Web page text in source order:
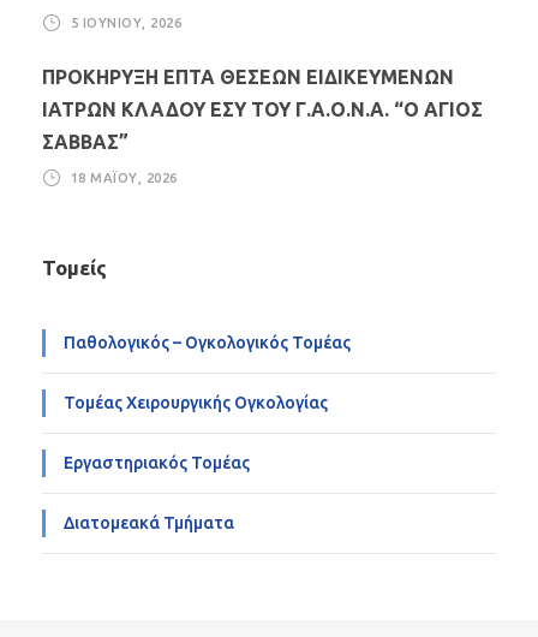
5 ΙΟΥΝΊΟΥ, 2026
ΠΡΟΚΗΡΥΞΗ ΕΠΤΑ ΘΕΣΕΩΝ ΕΙΔΙΚΕΥΜΕΝΩΝ
ΙΑΤΡΩΝ ΚΛΑΔΟΥ ΕΣΥ ΤΟΥ Γ.Α.Ο.Ν.Α. “Ο ΑΓΙΟΣ
ΣΑΒΒΑΣ”
18 ΜΑΪ́ΟΥ, 2026
Τομείς
Παθολογικός – Ογκολογικός Τομέας
Τομέας Χειρουργικής Ογκολογίας
Εργαστηριακός Τομέας
Διατομεακά Τμήματα